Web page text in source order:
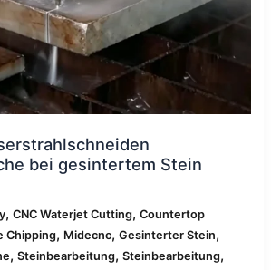
bei gesintertem Stein
,CNC Waterjet Cutting,Countertop
Chipping, Midecnc,Gesinterter Stein,
,Steinbearbeitung,Steinbearbeitung,